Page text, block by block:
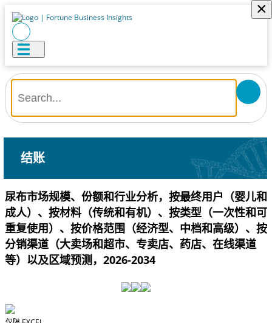
×
结账
尿布市场规模、份额和行业分析，按最终用户（婴儿和
成人）、按材料（传统和有机）、按类型（一次性和可
重复使用）、按价格范围（经济型、中档和高级）、按
分销渠道（大卖场和超市、专卖店、药店、在线渠道
等）以及区域预测，2026-2034